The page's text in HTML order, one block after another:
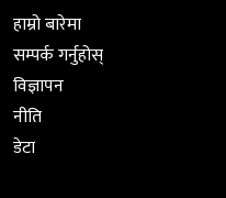
हाम्रो बारेमा
सम्पर्क गर्नुहोस्
विज्ञापन
नीति
डेटा